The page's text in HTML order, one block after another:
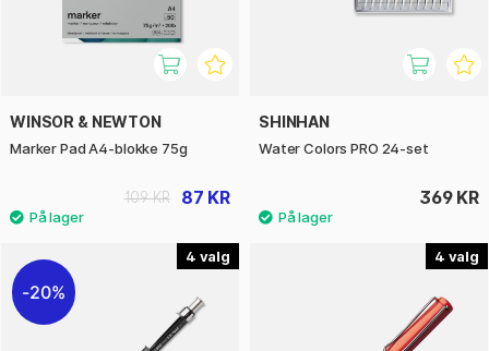
WINSOR & NEWTON
Marker Pad A4-blokke 75g
87 KR
109 KR
SHINHAN
Water Colors PRO 24-set
369 KR
4
20%
4